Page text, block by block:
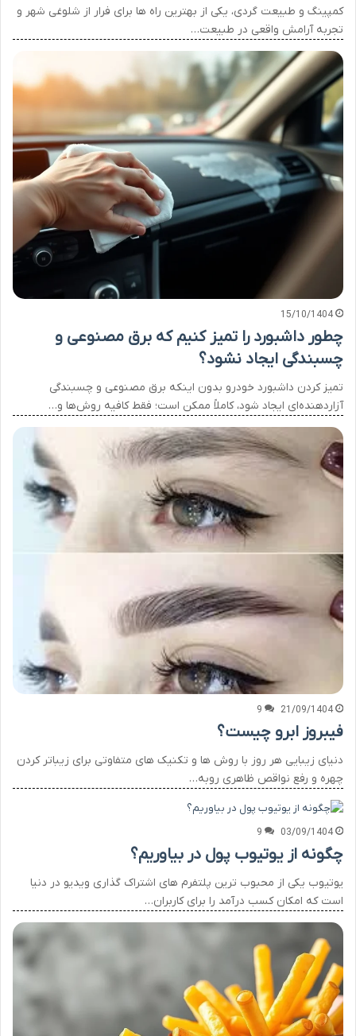
کمپینگ و طبیعت گردی، یکی از بهترین راه ها برای فرار از شلوغی شهر و
تجربه آرامش واقعی در طبیعت…
15/10/1404
چطور داشبورد را تمیز کنیم که برق مصنوعی و
چسبندگی ایجاد نشود؟
تمیز کردن داشبورد خودرو بدون اینکه برق مصنوعی و چسبندگی
آزاردهنده‌ای ایجاد شود، کاملاً ممکن است؛ فقط کافیه روش‌ها و…
21/09/1404
9
فیبروز ابرو چیست؟
دنیای زیبایی هر روز با روش ها و تکنیک های متفاوتی برای زیباتر کردن
چهره و رفع نواقص ظاهری روبه…
03/09/1404
9
چگونه از یوتیوب پول در بیاوریم؟
یوتیوب یکی از محبوب ترین پلتفرم های اشتراک گذاری ویدیو در دنیا
است که امکان کسب درآمد را برای کاربران…